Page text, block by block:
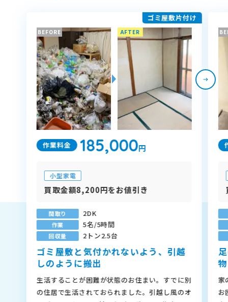
ゴミ屋敷片付け
BEFORE AFTER
作業料金 185,000円
小型家電
買取金額8,200円をお値引き
間取り 2DK
作業 5名/5時間
回収量 2トン2.5台
ゴミ屋敷と気付かれないよう、引越
しのように搬出
生活することが困難が状態のお住まい。すでに別
の住居で生活されておられました。引越し風のオ
家
お